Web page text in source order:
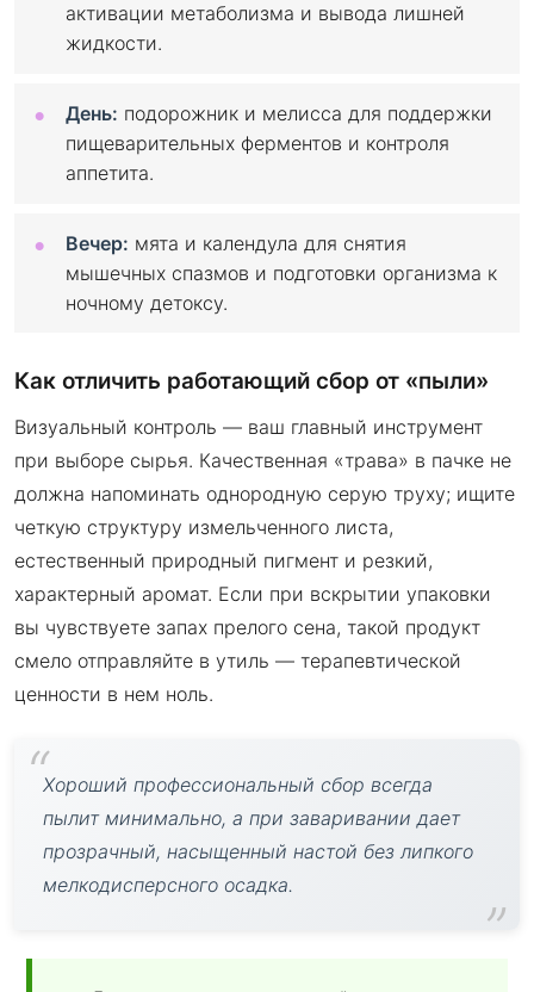
активации метаболизма и вывода лишней
жидкости.
День: подорожник и мелисса для поддержки
пищеварительных ферментов и контроля
аппетита.
Вечер: мята и календула для снятия
мышечных спазмов и подготовки организма к
ночному детоксу.
Как отличить работающий сбор от «пыли»
Визуальный контроль — ваш главный инструмент
при выборе сырья. Качественная «трава» в пачке не
должна напоминать однородную серую труху; ищите
четкую структуру измельченного листа,
естественный природный пигмент и резкий,
характерный аромат. Если при вскрытии упаковки
вы чувствуете запах прелого сена, такой продукт
смело отправляйте в утиль — терапевтической
ценности в нем ноль.
Хороший профессиональный сбор всегда
пылит минимально, а при заваривании дает
прозрачный, насыщенный настой без липкого
мелкодисперсного осадка.